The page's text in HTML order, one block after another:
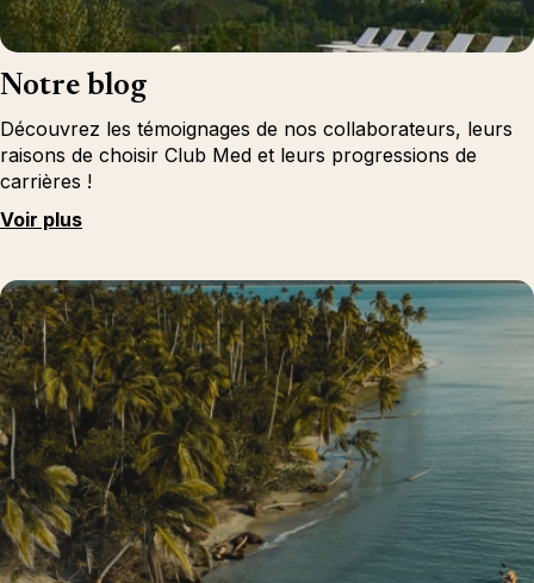
Notre blog
Découvrez les témoignages de nos collaborateurs, leurs
raisons de choisir Club Med et leurs progressions de
carrières !
Voir plus